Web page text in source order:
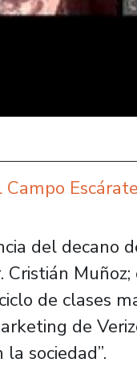
Escárate
del decano
Cristián
de clases
de
sociedad”.